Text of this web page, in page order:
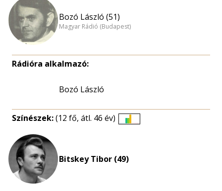
Bozó László (51)
Magyar Rádió (Budapest)
Rádióra alkalmazó:
Bozó László
Színészek:(12 fő, átl. 46 év)
Bitskey Tibor (49)